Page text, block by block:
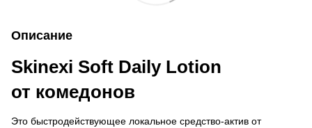
Описание
Skinexi Soft Daily Lotion
от комедонов
Это быстродействующее локальное средство-актив от